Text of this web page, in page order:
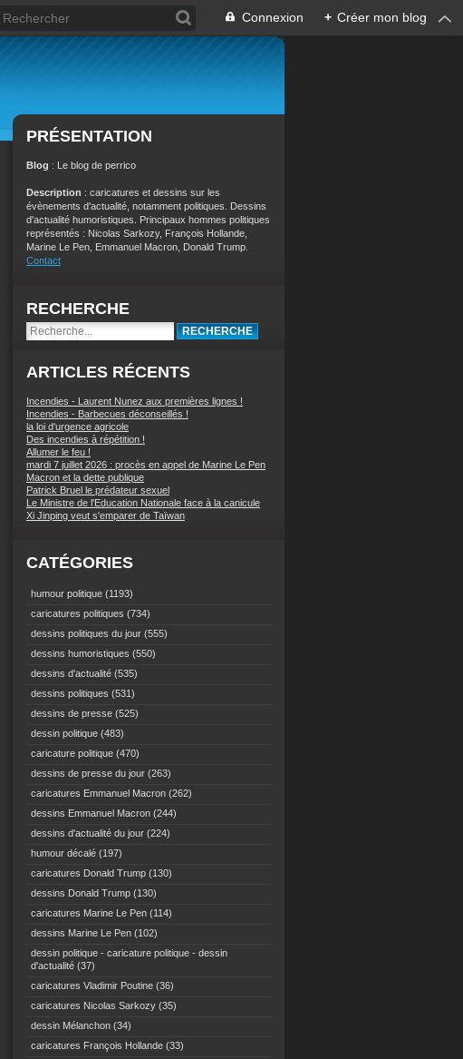
Connexion + Créer mon blog
PRÉSENTATION
Blog : Le blog de perrico
Description : caricatures et dessins sur les
évènements d'actualité, notamment politiques. Dessins
d'actualité humoristiques. Principaux hommes politiques
représentés : Nicolas Sarkozy, François Hollande,
Marine Le Pen, Emmanuel Macron, Donald Trump.
Contact
RECHERCHE
ARTICLES RÉCENTS
Incendies - Laurent Nunez aux premières lignes !
Incendies - Barbecues déconseillés !
la loi d'urgence agricole
Des incendies à répétition !
Allumer le feu !
mardi 7 juillet 2026 : procès en appel de Marine Le Pen
Macron et la dette publique
Patrick Bruel le prédateur sexuel
Le Ministre de l'Education Nationale face à la canicule
Xi Jinping veut s'emparer de Taïwan
CATÉGORIES
humour politique (1193)
caricatures politiques (734)
dessins politiques du jour (555)
dessins humoristiques (550)
dessins d'actualité (535)
dessins politiques (531)
dessins de presse (525)
dessin politique (483)
caricature politique (470)
dessins de presse du jour (263)
caricatures Emmanuel Macron (262)
dessins Emmanuel Macron (244)
dessins d'actualité du jour (224)
humour décalé (197)
caricatures Donald Trump (130)
dessins Donald Trump (130)
caricatures Marine Le Pen (114)
dessins Marine Le Pen (102)
dessin politique - caricature politique - dessin
d'actualité (37)
caricatures Vladimir Poutine (36)
caricatures Nicolas Sarkozy (35)
dessin Mélanchon (34)
caricatures François Hollande (33)